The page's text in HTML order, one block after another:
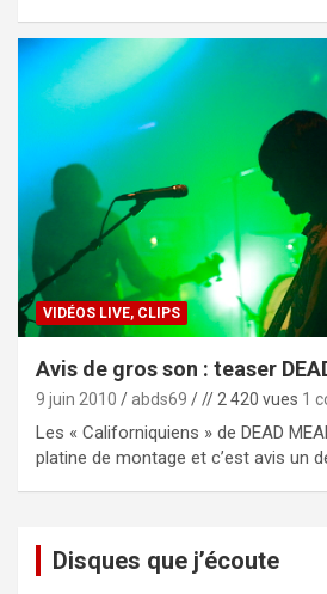
VIDÉOS LIVE, CLIPS
Avis de gros son : teaser
9 juin 2010 abds69 // 2 420 vues 1
Les « Californiquiens » de DEAD
platine de montage et c’est avis un
Disques que j’écoute